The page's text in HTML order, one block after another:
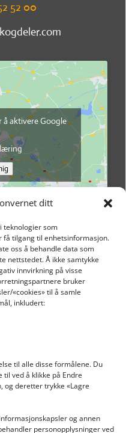
ditt
teknologier som
tilgang til enhetsinformasjon.
oss å behandle data som
nettstedet. Å ikke samtykke
innvirkning på visse
bruker
«cookies» til å samle
inkludert:
til alle disse formålene. Du
ved å klikke på Endre
og deretter trykke «Lagre
og annen
personopplysninger ved
52 00
å aktivere Google